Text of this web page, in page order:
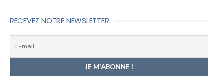
RECEVEZ NOTRE NEWSLETTER